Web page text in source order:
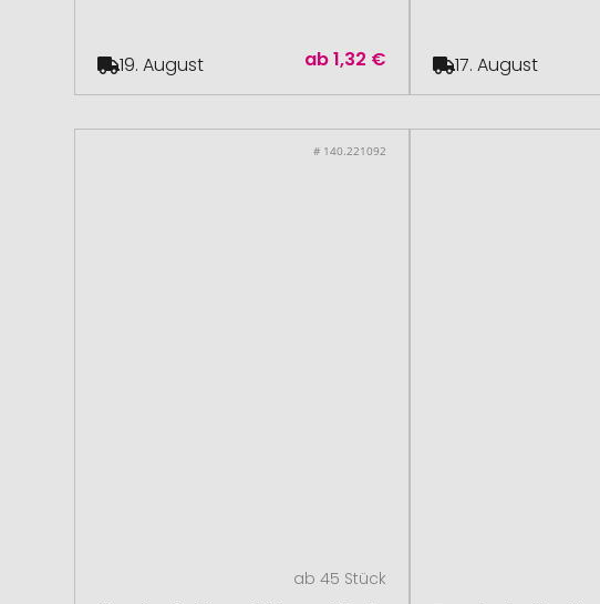
ab1,32 €
19. August 17. August
# 140.221092
ab 45 Stück